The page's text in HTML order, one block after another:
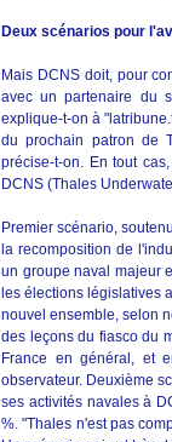
Deux scénarios pour
Mais DCNS doit, pour
avec un partenaire du
explique-t-on à
du prochain patron de
précise-t-on. En tout
DCNS (Thales
Premier scénario,
la recomposition de
un groupe naval majeur
les élections législatives
nouvel ensemble, selon
des leçons du fiasco du
France en général, et
observateur. Deuxième
ses activités navales à
%. "Thales n'est pas